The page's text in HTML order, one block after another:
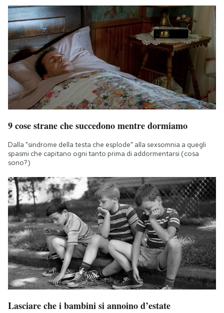
9 cose strane che succedono mentre dormiamo
Dalla "sindrome della testa che esplode" alla sexsomnia a quegli
spasmi che capitano ogni tanto prima di addormentarsi (cosa
sono?)
Lasciare che i bambini si annoino d’estate